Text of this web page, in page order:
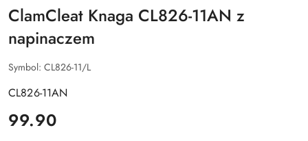
ClamCleat Knaga CL826-11AN z
napinaczem
Symbol: CL826-11/L
CL826-11AN
cena:
99.90